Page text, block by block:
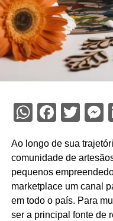
Ao longo de sua
comunidade de
pequenos
marketplace um canal
em todo o país. Para
ser a principal fonte de